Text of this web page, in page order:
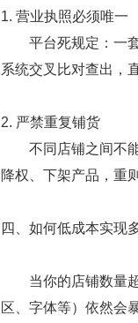
1. 营业执照必须唯一
平台死规定： 一
系统交叉比对查出，
2. 严禁重复铺货
不同店铺之间不能
降权、下架产品，重
四、如何低成本实现
当你的店铺数量超
区、字体等）依然会